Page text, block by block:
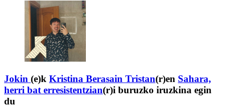
Jokin (e)k Kristina Berasain Tristan(r)en Sahara,
herri bat erresistentzian(r)i buruzko iruzkina egin
du